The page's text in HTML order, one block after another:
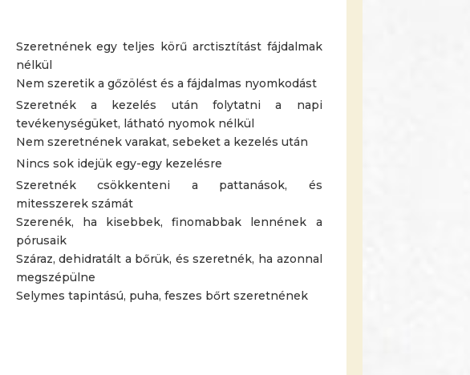
Szeretnének egy teljes körű arctisztítást fájdalmak
nélkül
Nem szeretik a gőzölést és a fájdalmas nyomkodást
Szeretnék a kezelés után folytatni a napi
tevékenységüket, látható nyomok nélkül
Nem szeretnének varakat, sebeket a kezelés után
Nincs sok idejük egy-egy kezelésre
Szeretnék csökkenteni a pattanások, és
mitesszerek számát
Szerenék, ha kisebbek, finomabbak lennének a
pórusaik
Száraz, dehidratált a bőrük, és szeretnék, ha azonnal
megszépülne
Selymes tapintású, puha, feszes bőrt szeretnének